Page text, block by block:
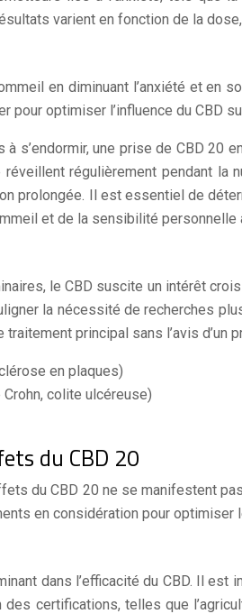
varient en fonction de la
en diminuant l’anxiété et en
pour optimiser l’influence du CBD
s’endormir, une prise de CBD 20
réveillent régulièrement pendant
prolongée. Il est essentiel de
et de la sensibilité personnelle
le CBD suscite un intérêt
la nécessité de recherches
principal sans l’avis d’un
en plaques)
colite ulcéreuse)
du CBD 20
du CBD 20 ne se manifestent
en considération pour
dans l’efficacité du CBD. Il
certifications, telles que